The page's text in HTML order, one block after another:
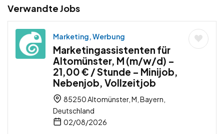
Verwandte Jobs
Marketing, Werbung
Marketingassistenten für
Altomünster, M (m/w/d) –
21,00 € / Stunde – Minijob,
Nebenjob, Vollzeitjob
85250 Altomünster, M, Bayern,
Deutschland
02/08/2026